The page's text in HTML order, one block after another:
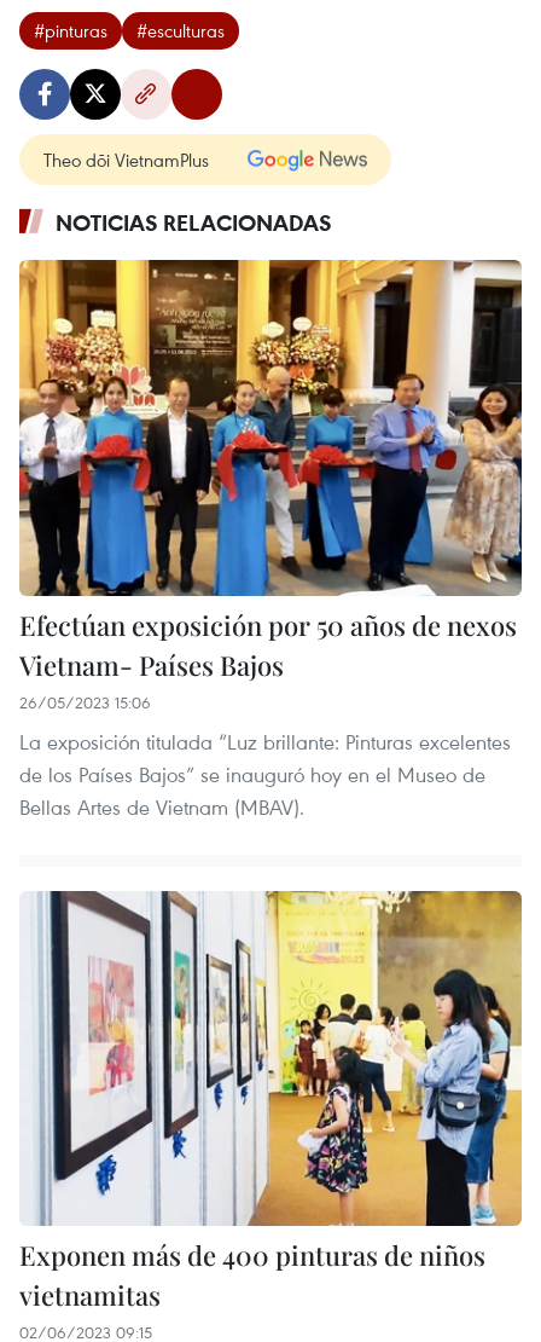
#pinturas #esculturas
Theo dõi VietnamPlus
NOTICIAS RELACIONADAS
Efectúan exposición por 50 años de nexos
Vietnam- Países Bajos
26/05/2023 15:06
La exposición titulada “Luz brillante: Pinturas excelentes
de los Países Bajos” se inauguró hoy en el Museo de
Bellas Artes de Vietnam (MBAV).
Exponen más de 400 pinturas de niños
vietnamitas
02/06/2023 09:15